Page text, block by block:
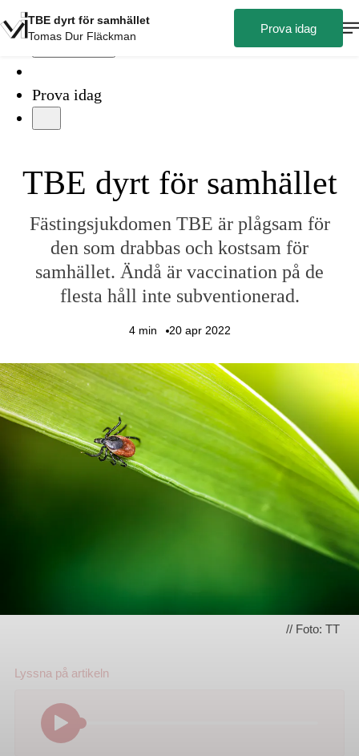
Logga in
Prova idag
TBE dyrt för samhället
Fästingsjukdomen TBE är plågsam för
den som drabbas och kostsam för
samhället. Ändå är vaccination på de
flesta håll inte subventionerad.
4min 20 apr 2022
// Foto: TT
TBE dyrt för samhället
Tomas Dur Fläckman
Prova idag
Lyssna på artikeln